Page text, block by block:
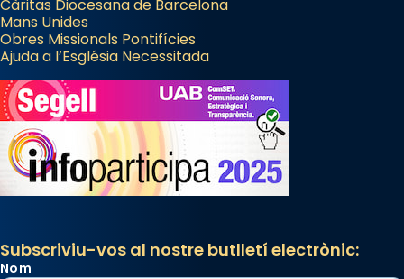
Càritas Diocesana de Barcelona
Mans Unides
Obres Missionals Pontifícies
Ajuda a l’Església Necessitada
Subscriviu-vos al nostre butlletí electrònic:
Nom